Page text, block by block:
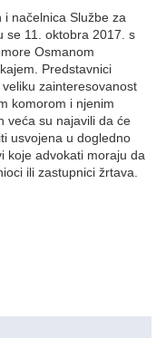
načelnica Službe za
se 11. oktobra 2017. s
Osmanom
Predstavnici
zainteresovanost
komorom i njenim
veća su najavili da će
usvojena u dogledno
koje advokati moraju da
ili zastupnici žrtava.